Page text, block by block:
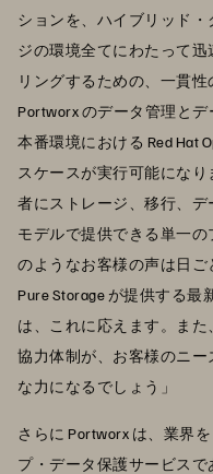
ションを、ハイブリッド
ジの環境全てにわたって
リングするための、一貫性
Portworx のデータ管理と
本番環境における Red Hat
スケースが実行可能になり
者にストレージ、移行、デ
モデルで提供できる単一
のようなお客様の声は日ご
Pure Storage が提供する
は、これに応えます。ま
協力体制が、お客様のニ
な力になるでしょう」
さらに Portworx は、業界
プ・データ保護サービスで